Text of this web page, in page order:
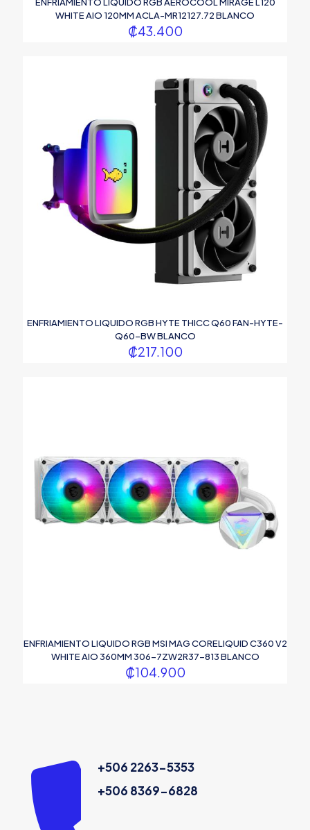
WHITE AIO 120MM ACLA-MR12127.72 BLANCO
₡43.400
ENFRIAMIENTO LIQUIDO RGB HYTE THICC Q60 FAN-HYTE-
Q60-BW BLANCO
₡217.100
ENFRIAMIENTO LIQUIDO RGB MSI MAG CORELIQUID C360 V2
WHITE AIO 360MM 306-7ZW2R37-813 BLANCO
₡104.900
+506 2263-5353
+506 8369-6828